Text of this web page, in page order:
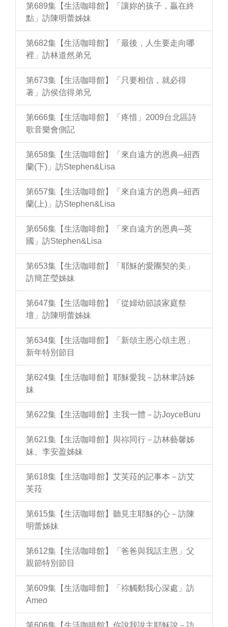
第689集【生活咖啡館】「讓妳的孩子，贏在終
點」訪陳明蕾姊妹
第682集【生活咖啡館】「最後，人生要走向哪
裡」訪林道然弟兄
第673集【生活咖啡館】「只要相信，就必得
著」訪侯信得弟兄
第666集【生活咖啡館】「疼惜」2009台北區詩
歌音樂會側記
第658集【生活咖啡館】「來自遠方的恩典─紐西
蘭(下)」訪Stephen&Lisa
第657集【生活咖啡館】「來自遠方的恩典─紐西
蘭(上)」訪Stephen&Lisa
第656集【生活咖啡館】「來自遠方的恩典─英
國」訪Stephen&Lisa
第653集【生活咖啡館】「耶穌的愛團契的美」
訪簡芷瑩姊妹
第647集【生活咖啡館】「從婦幼節談家庭祭
壇」訪陳明蕾姊妹
第634集【生活咖啡館】「新頌主恩心頌主恩」
新年特別節目
第624集【生活咖啡館】耶穌愛我－訪林聿詩姊
妹
第622集【生活咖啡館】主我一體－訪JoyceBuru
第621集【生活咖啡館】與祢同行－訪林藝馨姊
妹、李安盈姊妹
第618集【生活咖啡館】艾芙菈的記事本－訪艾
芙菈
第615集【生活咖啡館】聽見主耶穌的心－訪陳
明蕾姊妹
第612集【生活咖啡館】「爸爸與我話主恩」父
親節特別節目
第609集【生活咖啡館】「祢觸動我心深處」訪
Ameo
第606集【生活咖啡館】你說我說主耶穌說－訪